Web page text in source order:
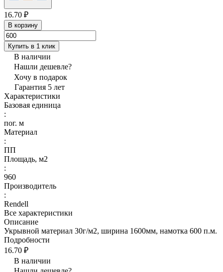
16.70 ₽
В корзину
Купить в 1 клик
В наличии
Нашли дешевле?
Хочу в подарок
Гарантия 5 лет
Характеристики
Базовая единица
:
пог. м
Материал
:
ПП
Площадь, м2
:
960
Производитель
:
Rendell
Все характеристики
Описание
Укрывной материал 30г/м2, ширина 1600мм, намотка 600 п.м.
Подробности
16.70 ₽
В наличии